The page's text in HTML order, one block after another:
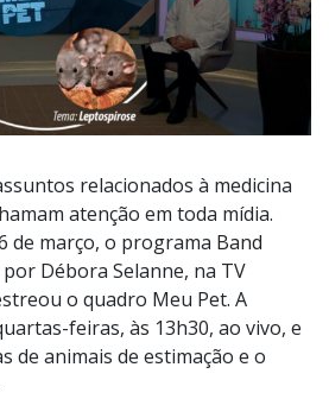
relacionados à medicina
atenção em toda mídia.
de março, o programa Band
Débora Selanne, na TV
o quadro Meu Pet. A
feiras, às 13h30, ao vivo, e
de animais de estimação e o